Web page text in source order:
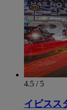
4.5 / 5
イビスス